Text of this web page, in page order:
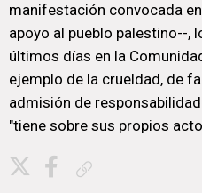
manifestación convocada
apoyo al pueblo palestino--,
últimos días en la
ejemplo de la crueldad, de
admisión de
"tiene sobre sus propios